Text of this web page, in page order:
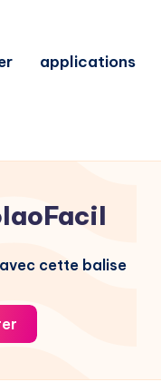
applications
cette balise